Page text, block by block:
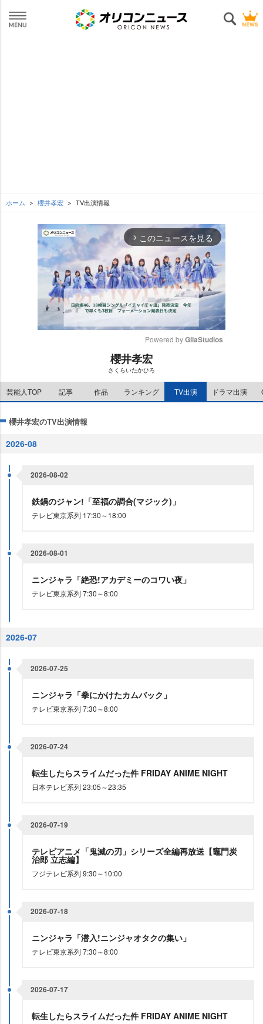
ホーム 櫻井孝宏 TV出演情報
arrow_forward_ios このニュースを見る
e
Powered by GliaStudios
櫻井孝宏
さくらいたかひろ
芸能人TOP 記事 作品 ランキング TV出演 ドラマ出演
櫻井孝宏のTV出演情報
2026-08
2026-08-02
鉄鍋のジャン!「至福の調合(マジック)」
テレビ東京系列 17:30～18:00
2026-08-01
ニンジャラ「絶恐!アカデミーのコワい夜」
テレビ東京系列 7:30～8:00
2026-07
2026-07-25
ニンジャラ「拳にかけたカムバック」
テレビ東京系列 7:30～8:00
2026-07-24
転生したらスライムだった件 FRIDAY ANIME NIGHT
日本テレビ系列 23:05～23:35
2026-07-19
テレビアニメ「鬼滅の刃」シリーズ全編再放送【竈門炭
治郎 立志編】
フジテレビ系列 9:30～10:00
2026-07-18
ニンジャラ「潜入!ニンジャオタクの集い」
テレビ東京系列 7:30～8:00
2026-07-17
転生したらスライムだった件 FRIDAY ANIME NIGHT